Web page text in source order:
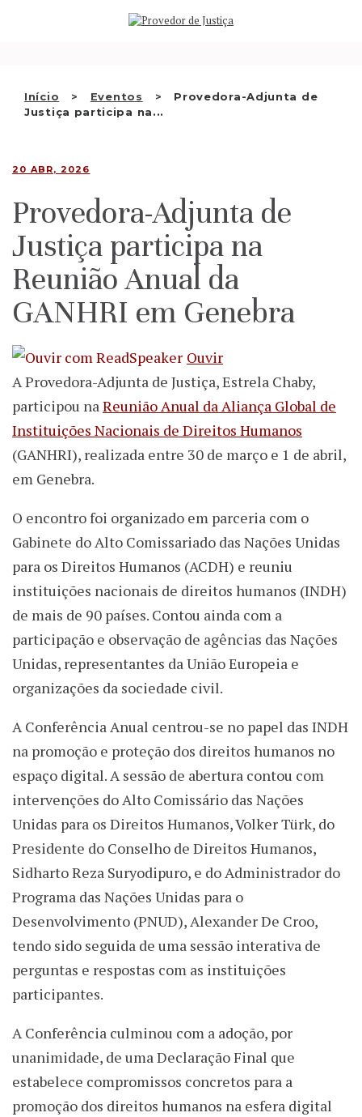
Início Eventos
Provedora-Adjunta de
Justiça participa na...
QUEM SOMOS
RECOMENDAÇÕES E OUTRAS
DECISÕES
PT
20 ABR, 2026
Provedora-Adjunta de
Justiça participa na
Reunião Anual da
GANHRI em Genebra
Ouvir
A Provedora-Adjunta de Justiça, Estrela Chaby,
participou naReunião Anual da Aliança Global de
Instituições Nacionais de Direitos Humanos
(GANHRI), realizada entre 30 de março e 1 de abril,
em Genebra.
O encontro foi organizado em parceria com o
Gabinete do Alto Comissariado das Nações Unidas
para os Direitos Humanos (ACDH) e reuniu
instituições nacionais de direitos humanos (INDH)
de mais de 90 países. Contou ainda com a
participação e observação de agências das Nações
Unidas, representantes da União Europeia e
organizações da sociedade civil.
A Conferência Anual centrou-se no papel das INDH
na promoção e proteção dos direitos humanos no
espaço digital. A sessão de abertura contou com
intervenções do Alto Comissário das Nações
Unidas para os Direitos Humanos, Volker Türk, do
Presidente do Conselho de Direitos Humanos,
Sidharto Reza Suryodipuro, e do Administrador do
Programa das Nações Unidas para o
Desenvolvimento (PNUD), Alexander De Croo,
tendo sido seguida de uma sessão interativa de
perguntas e respostas com as instituições
participantes.
A Conferência culminou com a adoção, por
unanimidade, de uma Declaração Final que
estabelece compromissos concretos para a
promoção dos direitos humanos na esfera digital